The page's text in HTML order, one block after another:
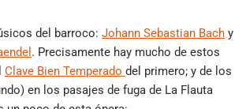
del barroco: Johann Sebastian Bach y
. Precisamente hay mucho de estos
Clave Bien Temperado del primero; y de los
en los pasajes de fuga de La Flauta